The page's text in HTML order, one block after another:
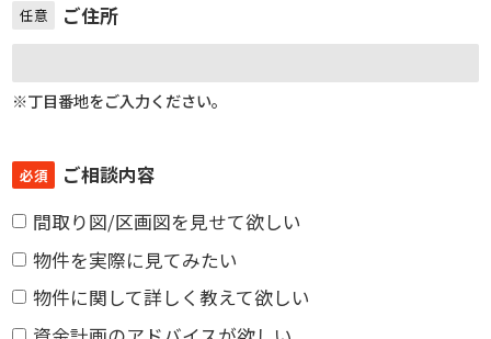
任意 ご住所
※丁目番地をご入力ください。
必須
ご相談内容
間取り図/区画図を見せて欲しい
物件を実際に見てみたい
物件に関して詳しく教えて欲しい